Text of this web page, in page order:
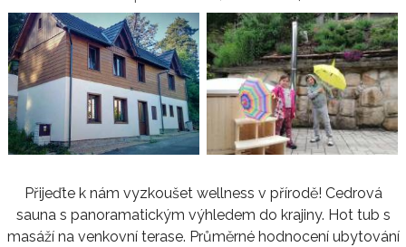
Přijeďte k nám vyzkoušet wellness v přírodě! Cedrová
sauna s panoramatickým výhledem do krajiny. Hot tub s
masáží na venkovní terase. Průměrné hodnocení ubytování